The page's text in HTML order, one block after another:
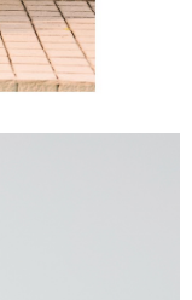
並採取法律行動。